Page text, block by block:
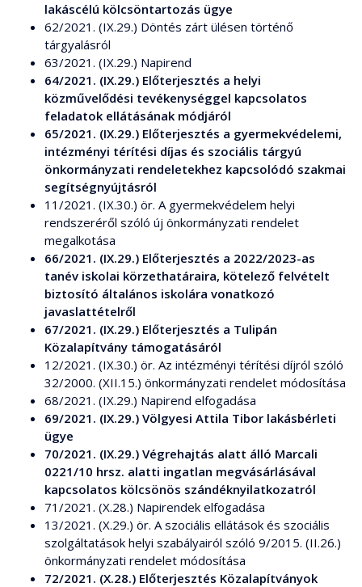
lakáscélú kölcsöntartozás ügye
62/2021. (IX.29.) Döntés zárt ülésen történő
tárgyalásról
63/2021. (IX.29.) Napirend
64/2021. (IX.29.) Előterjesztés a helyi
közművelődési tevékenységgel kapcsolatos
feladatok ellátásának módjáról
65/2021. (IX.29.) Előterjesztés a gyermekvédelemi,
intézményi térítési díjas és szociális tárgyú
önkormányzati rendeletekhez kapcsolódó szakmai
segítségnyújtásról
11/2021. (IX.30.) ör. A gyermekvédelem helyi
rendszeréről szóló új önkormányzati rendelet
megalkotása
66/2021. (IX.29.) Előterjesztés a 2022/2023-as
tanév iskolai körzethatáraira, kötelező felvételt
biztosító általános iskolára vonatkozó
javaslattételről
67/2021. (IX.29.) Előterjesztés a Tulipán
Közalapítvány támogatásáról
12/2021. (IX.30.) ör. Az intézményi térítési díjról szóló
32/2000. (XII.15.) önkormányzati rendelet módosítása
68/2021. (IX.29.) Napirend elfogadása
69/2021. (IX.29.) Völgyesi Attila Tibor lakásbérleti
ügye
70/2021. (IX.29.) Végrehajtás alatt álló Marcali
0221/10 hrsz. alatti ingatlan megvásárlásával
kapcsolatos kölcsönös szándéknyilatkozatról
71/2021. (X.28.) Napirendek elfogadása
13/2021. (X.29.) ör. A szociális ellátások és szociális
szolgáltatások helyi szabályairól szóló 9/2015. (II.26.)
önkormányzati rendelet módosítása
72/2021. (X.28.) Előterjesztés Közalapítványok